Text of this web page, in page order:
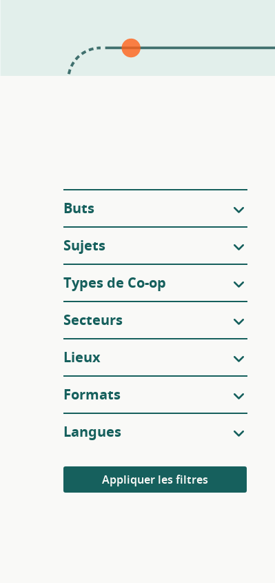
Filtres
Buts
Sujets
Types de Co-op
Secteurs
Lieux
Formats
Langues
Appliquer les filtres